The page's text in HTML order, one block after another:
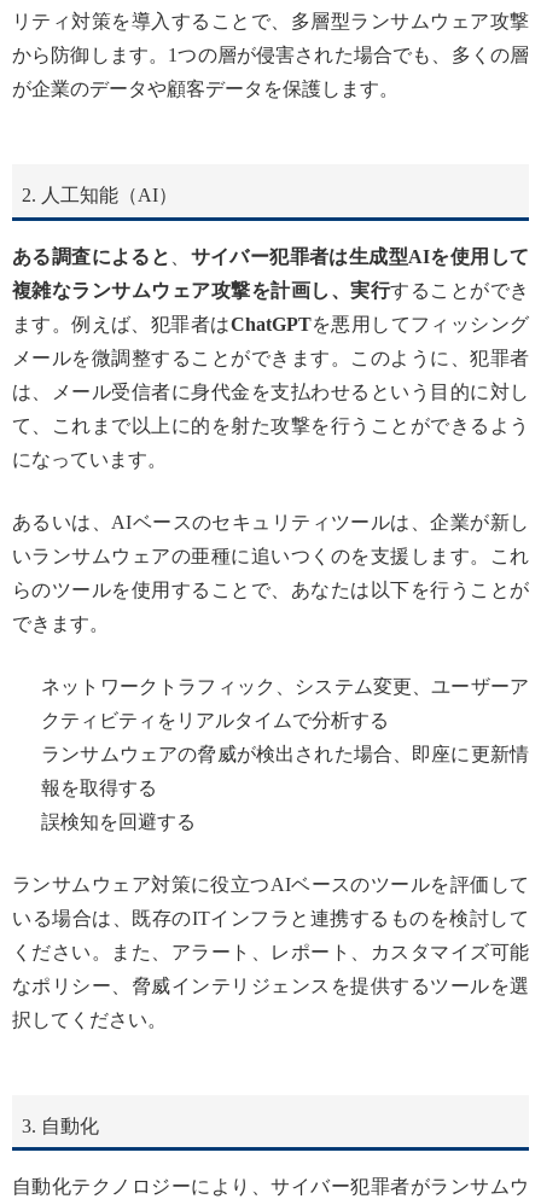
リティ対策を導入することで、多層型ランサムウェア攻撃
から防御します。1つの層が侵害された場合でも、多くの層
が企業のデータや顧客データを保護します。
2. 人工知能（AI）
ある調査によると
サイバー犯罪者は生成型AIを使用して
複雑なランサムウェア攻撃を計画し、実行することができ
ます。例えば、犯罪者はChatGPTを悪用してフィッシング
メールを微調整することができます。このように、犯罪者
は、メール受信者に身代金を支払わせるという目的に対し
て、これまで以上に的を射た攻撃を行うことができるよう
になっています。
あるいは、AIベースのセキュリティツールは、企業が新し
いランサムウェアの亜種に追いつくのを支援します。これ
らのツールを使用することで、あなたは以下を行うことが
できます。
ネットワークトラフィック、システム変更、ユーザーア
クティビティをリアルタイムで分析する
ランサムウェアの脅威が検出された場合、即座に更新情
報を取得する
誤検知を回避する
ランサムウェア対策に役立つAIベースのツールを評価して
いる場合は、既存のITインフラと連携するものを検討して
ください。また、アラート、レポート、カスタマイズ可能
なポリシー、脅威インテリジェンスを提供するツールを選
択してください。
3. 自動化
自動化テクノロジーにより、サイバー犯罪者がランサムウ